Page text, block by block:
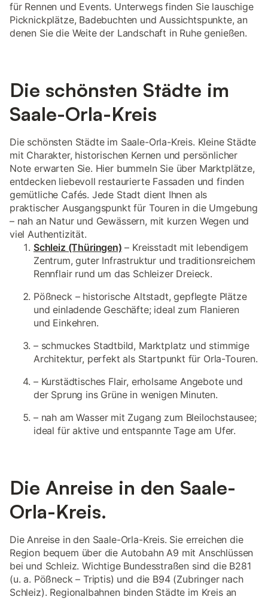
für Rennen und Events. Unterwegs finden Sie lauschige
Picknickplätze, Badebuchten und Aussichtspunkte, an
denen Sie die Weite der Landschaft in Ruhe genießen.
Die schönsten Städte im
Saale-Orla-Kreis
Die schönsten Städte im Saale-Orla-Kreis. Kleine Städte
mit Charakter, historischen Kernen und persönlicher
Note erwarten Sie. Hier bummeln Sie über Marktplätze,
entdecken liebevoll restaurierte Fassaden und finden
gemütliche Cafés. Jede Stadt dient Ihnen als
praktischer Ausgangspunkt für Touren in die Umgebung
– nah an Natur und Gewässern, mit kurzen Wegen und
viel Authentizität.
Schleiz (Thüringen) – Kreisstadt mit lebendigem
Zentrum, guter Infrastruktur und traditionsreichem
Rennflair rund um das Schleizer Dreieck.
Pößneck – historische Altstadt, gepflegte Plätze
und einladende Geschäfte; ideal zum Flanieren
und Einkehren.
– schmuckes Stadtbild, Marktplatz und stimmige
Architektur, perfekt als Startpunkt für Orla-Touren.
– Kurstädtisches Flair, erholsame Angebote und
der Sprung ins Grüne in wenigen Minuten.
– nah am Wasser mit Zugang zum Bleilochstausee;
ideal für aktive und entspannte Tage am Ufer.
Die Anreise in den Saale-
Orla-Kreis.
Die Anreise in den Saale-Orla-Kreis. Sie erreichen die
Region bequem über die Autobahn A9 mit Anschlüssen
bei und Schleiz. Wichtige Bundesstraßen sind die B281
(u. a. Pößneck – Triptis) und die B94 (Zubringer nach
Schleiz). Regionalbahnen binden Städte im Kreis an